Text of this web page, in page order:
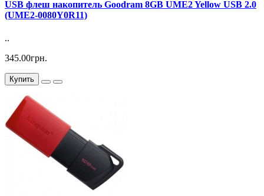
USB флеш накопитель Goodram 8GB UME2 Yellow USB 2.0
(UME2-0080Y0R11)
..
345.00грн.
Купить